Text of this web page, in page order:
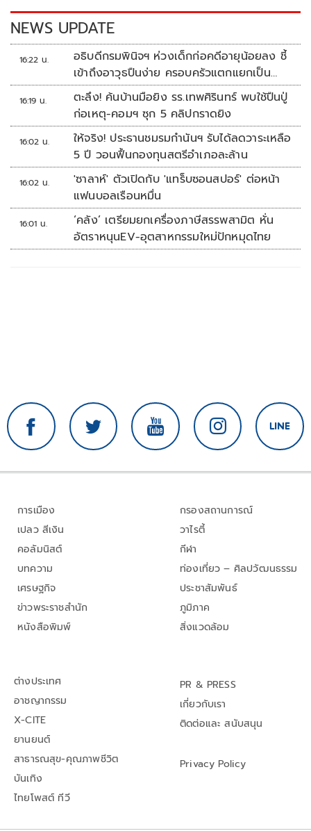
k k
NEWS UPDATE
16:22 น.
อธิบดีกรมพินิจฯ ห่วงเด็กก่อคดีอายุน้อยลง ชี้
เข้าถึงอาวุธปืนง่าย ครอบครัวแตกแยกเป็น
ชนวนสำคัญ
16:19 น.
ตะลึง! ค้นบ้านมือยิง รร.เทพศิรินทร์ พบใช้ปืนปู่
ก่อเหตุ-คอมฯ ซุก 5 คลิปกราดยิง
16:02 น.
ให้จริง! ประธานชมรมกำนันฯ รับได้ลดวาระเหลือ
5 ปี วอนฟื้นกองทุนสตรีอำเภอละล้าน
16:02 น.
'ซาลาห์' ตัวเปิดกับ 'แทร็บซอนสปอร์' ต่อหน้า
แฟนบอลเรือนหมื่น
16:01 น.
‘คลัง’ เตรียมยกเครื่องภาษีสรรพสามิต หั่น
อัตราหนุนEV-อุตสาหกรรมใหม่ปักหมุดไทย
การเมือง
เปลว สีเงิน
คอลัมนิสต์
บทความ
เศรษฐกิจ
ข่าวพระราชสำนัก
หนังสือพิมพ์
กรองสถานการณ์
วาไรตี้
กีฬา
ท่องเที่ยว – ศิลปวัฒนธรรม
ประชาสัมพันธ์
ภูมิภาค
สิ่งแวดล้อม
ต่างประเทศ
อาชญากรรม
X-CITE
ยานยนต์
สาธารณสุข-คุณภาพชีวิต
บันเทิง
ไทยโพสต์ ทีวี
PR & PRESS
เกี่ยวกับเรา
ติดต่อและ สนับสนุน
Privacy Policy